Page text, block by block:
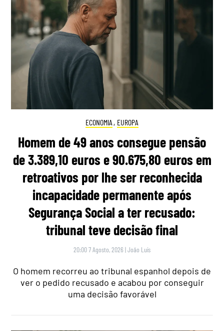
ECONOMIA , EUROPA
Homem de 49 anos consegue pensão
de 3.389,10 euros e 90.675,80 euros em
retroativos por lhe ser reconhecida
incapacidade permanente após
Segurança Social a ter recusado:
tribunal teve decisão final
20:00 7 Agosto, 2026 |João Luís
O homem recorreu ao tribunal espanhol depois de
ver o pedido recusado e acabou por conseguir
uma decisão favorável